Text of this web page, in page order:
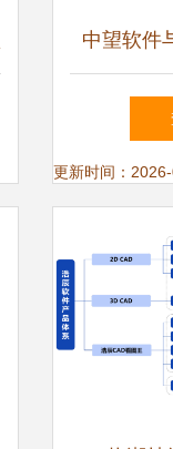
中望软件
手，共破
更新时间：